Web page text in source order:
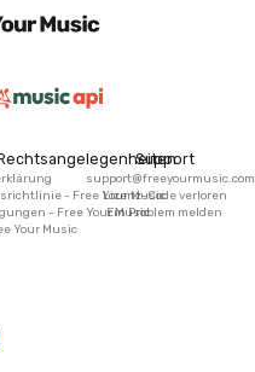
- Free Your Music
- Free Your Music
Your Music
Support
support@freeyourmusic.com
Lizenz-Code verloren
Ein Problem melden